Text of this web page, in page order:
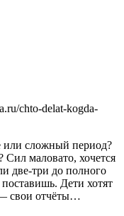
chto-delat-kogda-
или сложный период?
Сил маловато, хочется
две-три до полного
Дети хотят
— свои отчёты…